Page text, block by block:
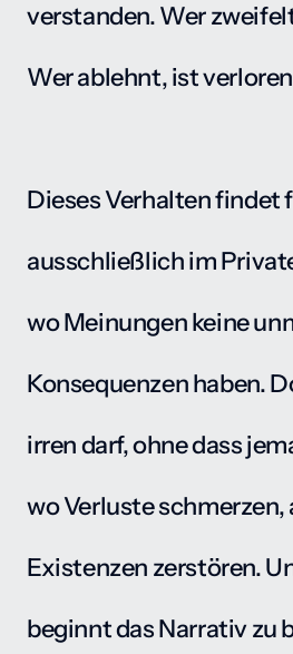
verstanden. Wer
Wer ablehnt, ist
Dieses Verhalten findet
ausschließlich im
wo Meinungen keine
Konsequenzen haben.
irren darf, ohne dass
wo Verluste schmerzen,
Existenzen zerstören.
beginnt das Narrativ zu